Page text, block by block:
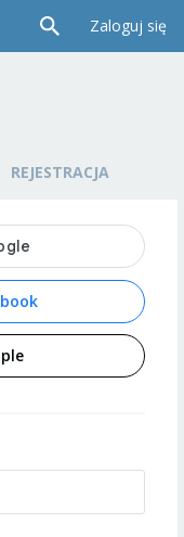
Zaloguj się
REJESTRACJA